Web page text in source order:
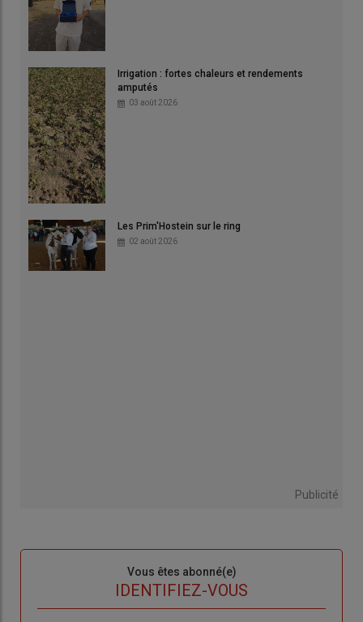
Irrigation : fortes chaleurs et rendements
amputés
03 août 2026
Les Prim'Hostein sur le ring
02 août 2026
Publicité
Vous êtes abonné(e)
IDENTIFIEZ-VOUS